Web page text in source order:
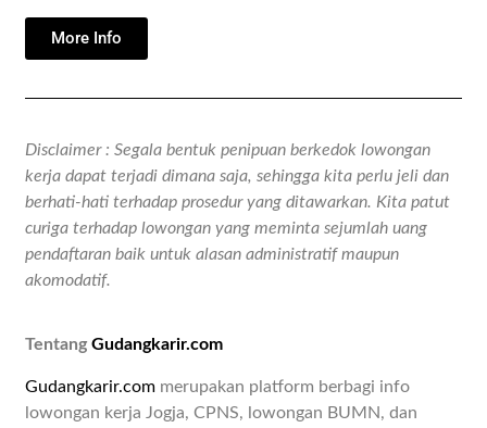
More Info
Disclaimer : Segala bentuk penipuan berkedok lowongan
kerja dapat terjadi dimana saja, sehingga kita perlu jeli dan
berhati-hati terhadap prosedur yang ditawarkan. Kita patut
curiga terhadap lowongan yang meminta sejumlah uang
pendaftaran baik untuk alasan administratif maupun
akomodatif.
TentangGudangkarir.com
Gudangkarir.com merupakan platform berbagi info
lowongan kerja Jogja, CPNS, lowongan BUMN, dan